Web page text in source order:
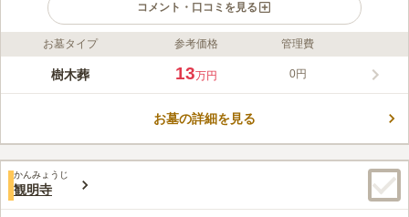
コメント・口コミを見る
ライフドット編集部のコメント
サクラテラスそめい樹木葬は、豊島区で最もリーズナブルな樹木
プランにはすべての費用が含まれ、追加費用や維持費は一切かか
口コミ評価
この霊園はまだ誰からも評価されていません。
お墓タイプ 参考価格 管理費
樹木葬 13万円 0円
お墓の詳細を見る
かんみょうじ
観明寺